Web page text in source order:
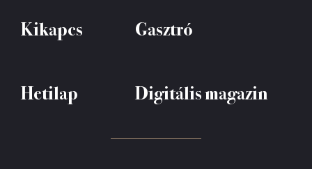
Kikapcs Gasztró
Hetilap Digitális magazin